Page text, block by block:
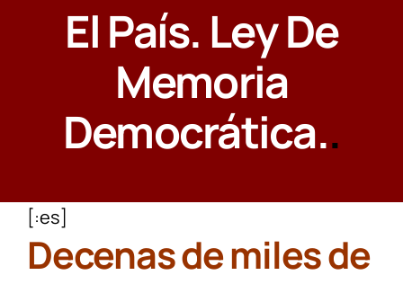
QUIENES SOMOS
ÁREAS JURÍDICAS
El País. Ley De
Memoria
Democrática..
[:es]
Decenas de miles de